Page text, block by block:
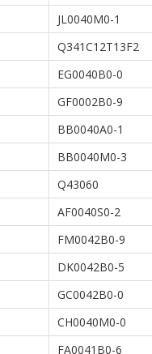
JL0040M0-1
Q341C12T13F2
EG0040B0-0
GF0002B0-9
BB0040A0-1
BB0040M0-3
Q43060
AF0040S0-2
FM0042B0-9
DK0042B0-5
GC0042B0-0
CH0040M0-0
FA0041B0-6